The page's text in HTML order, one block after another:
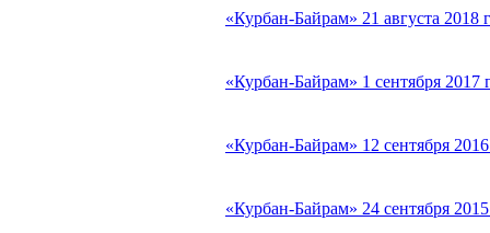
«Курбан-Байрам» 21 августа
«Курбан-Байрам» 1 сентября
«Курбан-Байрам» 12 сентября
«Курбан-Байрам» 24 сентября